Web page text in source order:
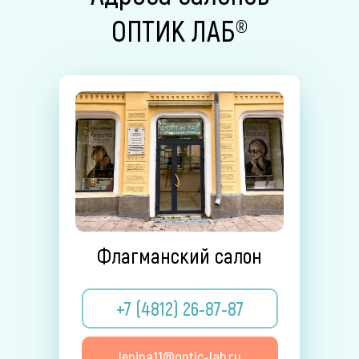
ОПТИК ЛАБ®
Флагманский салон
+7 (4812) 26-87-87